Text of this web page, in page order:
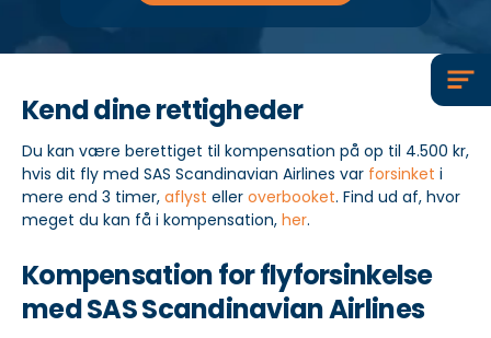
Kend dine rettigheder
Du kan være berettiget til kompensation på op til 4.500 kr,
hvis dit fly med SAS Scandinavian Airlines var forsinket i
mere end 3 timer, aflyst eller overbooket. Find ud af, hvor
meget du kan få i kompensation, her.
Kompensation for flyforsinkelse
med SAS Scandinavian Airlines